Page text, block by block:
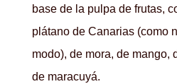
base de la pulpa de frutas,
plátano de Canarias (como
modo), de mora, de mango,
de maracuyá.